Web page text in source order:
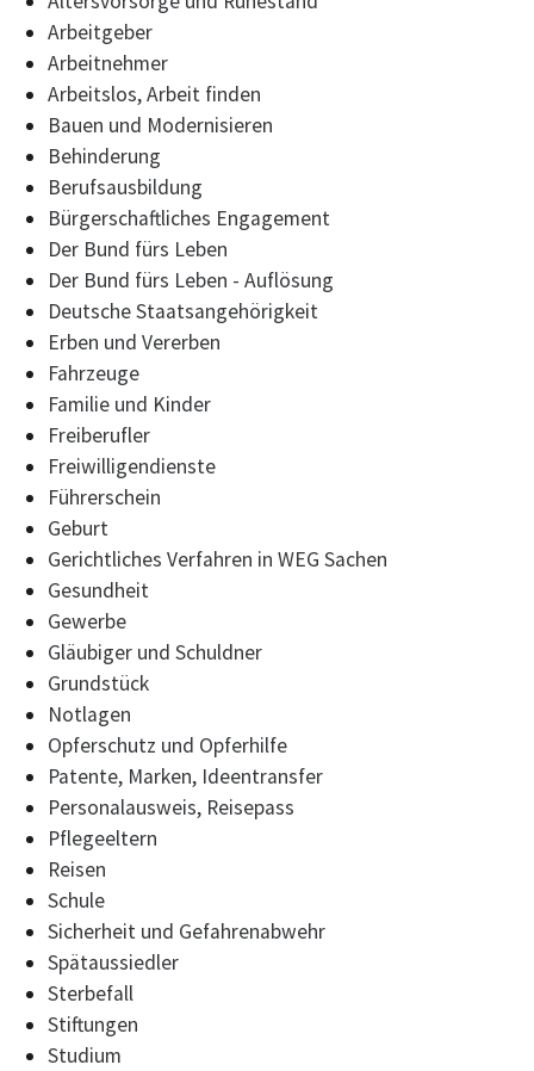
Arbeitgeber
Arbeitnehmer
Arbeitslos, Arbeit finden
Bauen und Modernisieren
Behinderung
Berufsausbildung
Bürgerschaftliches Engagement
Der Bund fürs Leben
Der Bund fürs Leben - Auflösung
Deutsche Staatsangehörigkeit
Erben und Vererben
Fahrzeuge
Familie und Kinder
Freiberufler
Freiwilligendienste
Führerschein
Geburt
Gerichtliches Verfahren in WEG Sachen
Gesundheit
Gewerbe
Gläubiger und Schuldner
Grundstück
Notlagen
Opferschutz und Opferhilfe
Patente, Marken, Ideentransfer
Personalausweis, Reisepass
Pflegeeltern
Reisen
Schule
Sicherheit und Gefahrenabwehr
Spätaussiedler
Sterbefall
Stiftungen
Studium